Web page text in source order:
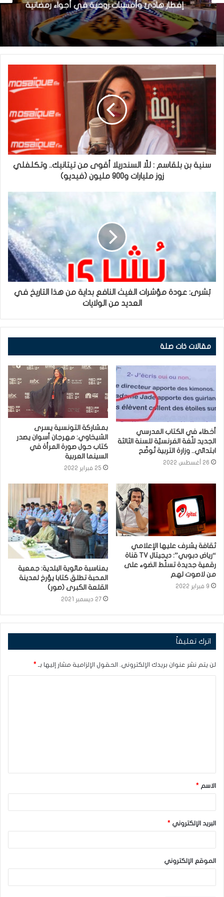
إفطار هادئ وأمسيات روحية في أجواء رمضانية
سنية بن بلقاسم : للّا السندريلا أقوى من تيتانيك.. وتكلفلي
زوز مليارات و900 مليون (فيديو)
بُشرى: عودة مؤشرات الغيث النافع بداية من هذا التاريخ في
العديد من الولايات
مقالات ذات صلة
أخطاء في الكتاب المدرسي
الجديد للّغة الفرنسيّة للسنة الثالثة
ابتدائي.. وزارة التربية تُوضّح
26 أغسطس 2022
بمشاركة التونسية يسرى
الشيخاوي: مهرجان أسوان يصدر
كتاب حول صورة المرأة في
السينما العربية
25 فبراير 2022
ثقافة يشرف عليها الإعلامي
“رياض دبوبي”: ديجيتال TV قناة
رقمية جديدة تسلّط الضوء على
من لاصوت لهم
9 فبراير 2022
بمناسبة مائوية البلدية: جمعية
المحبة تطلق كتابا يؤرخ لمدينة
القلعة الكبرى (صور)
27 ديسمبر 2021
اترك تعليقاً
لن يتم نشر عنوان بريدك الإلكتروني. الحقول الإلزامية مشار إليها بـ *
ق
*الاسم *
البريد الإلكتروني *
الموقع الإلكتروني